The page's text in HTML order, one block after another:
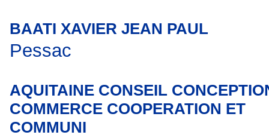
BAATI XAVIER JEAN PAUL
Pessac
AQUITAINE CONSEIL
COMMERCE COOPERATION ET
COMMUNI